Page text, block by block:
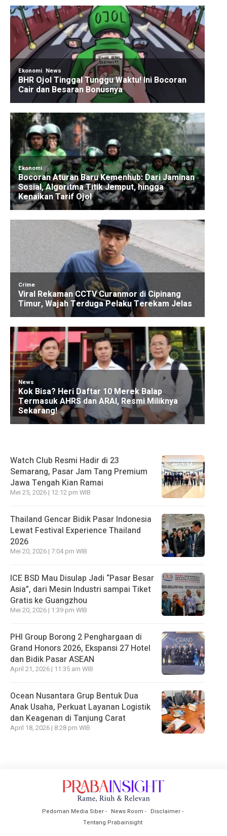
Watch Club Resmi Hadir di 23
Semarang, Pasar Jam Tang Premium
Jawa Tengah Kian Ramai
Mei 25, 2026 | 12:12 pm WIB
Thailand Gencar Bidik Pasar Indonesia
Lewat Festival Experience Thailand
2026
Mei 20, 2026 | 7:04 pm WIB
ICE BSD Mau Disulap Jadi “Pasar Besar
Asia”, dari Mesin Industri sampai Tiket
Gratis ke Guangzhou
Mei 20, 2026 | 1:39 pm WIB
PHI Group Borong 2 Penghargaan di
Grand Honors 2026, Ekspansi 27 Hotel
dan Bidik Pasar ASEAN
April 21, 2026 | 11:35 am WIB
Ocean Nusantara Grup Bentuk Dua
Anak Usaha, Perkuat Layanan Logistik
dan Keagenan di Tanjung Carat
April 18, 2026 | 8:28 pm WIB
Pedoman Media Siber News Room
Disclaimer
Tentang Prabainsight